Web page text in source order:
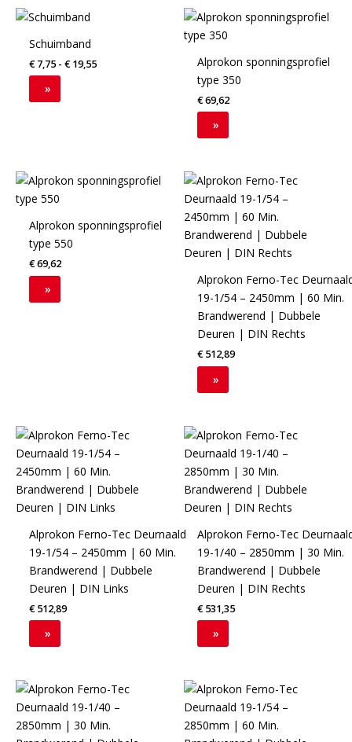
Schuimband
€7,75- €19,55
»
Dit
heeft
meerdere
worden
productpagina
Alprokon sponningsprofiel
type 350
€69,62
»
Alprokon sponningsprofiel
type 550
€69,62
»
Alprokon Ferno-Tec
19-1/54 – 2450mm | 60 Min.
Brandwerend | Dubbele
Deuren | DIN Rechts
€512,89
»
Alprokon Ferno-Tec Deurnaald
19-1/54 – 2450mm | 60 Min.
Brandwerend | Dubbele
Deuren | DIN Links
€512,89
»
Alprokon Ferno-Tec
19-1/40 – 2850mm | 30 Min.
Brandwerend | Dubbele
Deuren | DIN Rechts
€531,35
»